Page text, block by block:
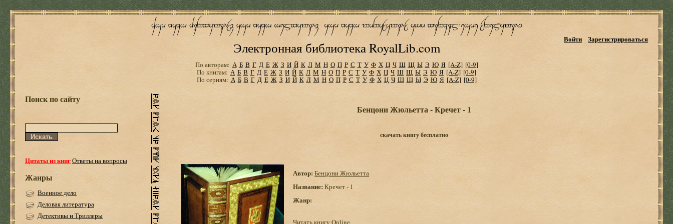
Электронная библиотека RoyalLib.com
Войти Зарегистрироваться
По авторам: А Б В Г Д Е Ж З И Й К Л М Н О П Р С Т У Ф Х Ц Ч Ш Щ Ы Э Ю Я [A-Z] [0-9]
По книгам: А Б В Г Д Е Ж З И Й К Л М Н О П Р С Т У Ф Х Ц Ч Ш Щ Ы Э Ю Я [A-Z] [0-9]
По сериям: А Б В Г Д Е Ж З И Й К Л М Н О П Р С Т У Ф Х Ц Ч Ш Щ Ы Э Ю Я [A-Z] [0-9]
Поиск по сайту
Цитаты из книгОтветы на вопросы
Жанры
Военное дело
Деловая литература
Детективы и Триллеры
Бенцони Жюльетта - Кречет - 1
скачать книгу бесплатно
Автор: Бенцони Жюльетта
Название: Кречет - 1
Жанр:
Читать книгу Online